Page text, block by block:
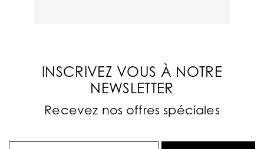
INSCRIVEZ VOUS À NOTRE
NEWSLETTER
Recevez nos offres spéciales